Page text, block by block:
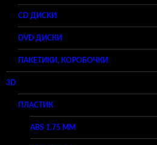
CD ДИСКИ
DVD ДИСКИ
ПАКЕТИКИ, КОРОБОЧКИ
3D
ПЛАСТИК
ABS 1,75 ММ